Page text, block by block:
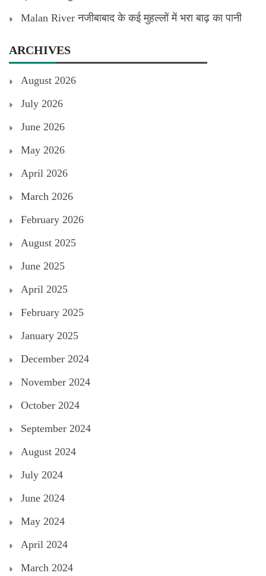
Malan River नजीबाबाद के कई मुहल्लों में भरा बाढ़ का पानी
ARCHIVES
August 2026
July 2026
June 2026
May 2026
April 2026
March 2026
February 2026
August 2025
June 2025
April 2025
February 2025
January 2025
December 2024
November 2024
October 2024
September 2024
August 2024
July 2024
June 2024
May 2024
April 2024
March 2024